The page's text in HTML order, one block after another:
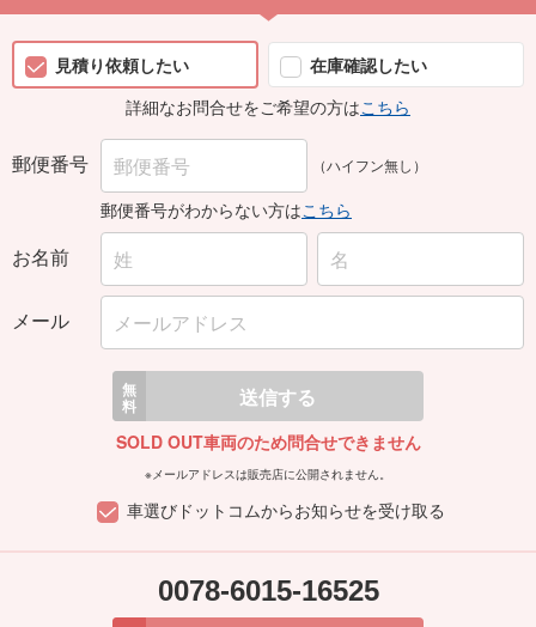
見積り依頼したい
在庫確認したい
詳細なお問合せをご希望の方はこちら
郵便番号 （ハイフン無し）
郵便番号がわからない方はこちら
お名前
メール
無
料 送信する
SOLD OUT車両のため問合せできません
※メールアドレスは販売店に公開されません。
車選びドットコムからお知らせを受け取る
0078-6015-16525